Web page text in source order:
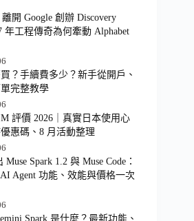
離開 Google 創辦 Discovery
年工程傳奇為何牽動 Alphabet
？手續費多少？新手從開戶、
完整教學
評價 2026｜真實日本使用心
惠碼、8 月活動整理
Muse Spark 1.2 與 Muse Code：
Agent 功能、效能與價格一次
Spark 是什麼？最新功能、